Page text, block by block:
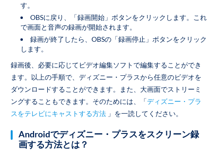
す。
OBSに戻り、「録画開始」ボタンをクリックします。これ
で画面と音声の録画が開始されます。
録画が終了したら、OBSの「録画停止」ボタンをクリック
します。
録画後、必要に応じてビデオ編集ソフトで編集することができ
ます。以上の手順で、ディズニー・プラスから任意のビデオを
ダウンロードすることができます。また、大画面でストリーミ
ングすることもできます。そのためには、「ディズニー・プラ
スをテレビにキャストする方法 」を一読してください。
Androidでディズニー・プラスをスクリーン録
画する方法とは？